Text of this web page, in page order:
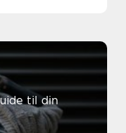
til din